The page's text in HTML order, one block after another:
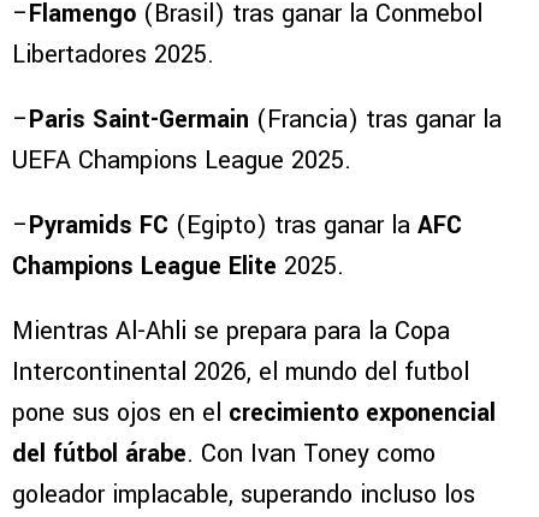
–Flamengo (Brasil) tras ganar la Conmebol
Libertadores 2025.
–Paris Saint-Germain (Francia) tras ganar la
UEFA Champions League 2025.
–Pyramids FC (Egipto) tras ganar la AFC
Champions League Elite 2025.
Mientras Al-Ahli se prepara para la Copa
Intercontinental 2026, el mundo del futbol
pone sus ojos en el crecimiento exponencial
del fútbol árabe. Con Ivan Toney como
goleador implacable, superando incluso los